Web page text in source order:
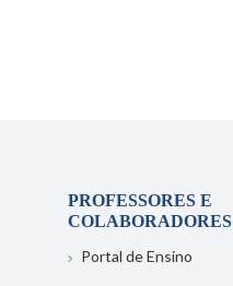
PROFESSORES E
COLABORADORES
Portal de Ensino